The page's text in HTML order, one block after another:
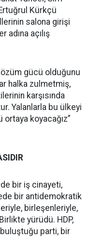
Kürkçü
salona girişi
adına açılış
gücü olduğunu
halka zulmetmiş,
karşısında
Yalanlarla bu ülkeyi
koyacağız”
bir iş cinayeti,
bir antidemokratik
birleşenleriyle,
yürüdü. HDP,
buluştuğu parti, bir